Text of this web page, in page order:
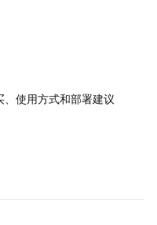
使用方式和部署建议